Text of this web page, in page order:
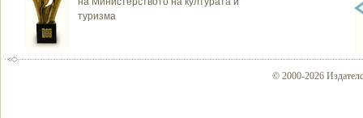
туризма
© 2000-2026